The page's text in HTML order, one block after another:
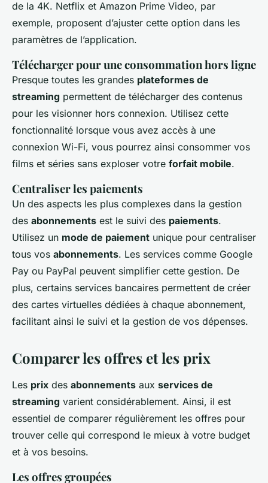
de la 4K. Netflix et Amazon Prime Video, par
exemple, proposent d’ajuster cette option dans les
paramètres de l’application.
Télécharger pour une consommation hors ligne
Presque toutes les grandes plateformes de
streaming permettent de télécharger des contenus
pour les visionner hors connexion. Utilisez cette
fonctionnalité lorsque vous avez accès à une
connexion Wi-Fi, vous pourrez ainsi consommer vos
films et séries sans exploser votre forfait mobile.
Centraliser les paiements
Un des aspects les plus complexes dans la gestion
des abonnements est le suivi des paiements.
Utilisez un mode de paiement unique pour centraliser
tous vos abonnements. Les services comme Google
Pay ou PayPal peuvent simplifier cette gestion. De
plus, certains services bancaires permettent de créer
des cartes virtuelles dédiées à chaque abonnement,
facilitant ainsi le suivi et la gestion de vos dépenses.
Comparer les offres et les prix
Les prix des abonnements aux services de
streaming varient considérablement. Ainsi, il est
essentiel de comparer régulièrement les offres pour
trouver celle qui correspond le mieux à votre budget
et à vos besoins.
Les offres groupées